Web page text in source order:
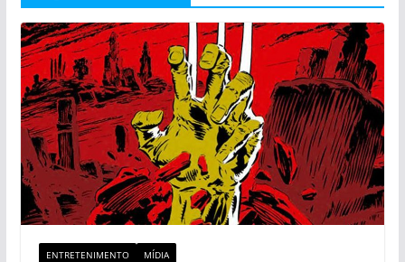
ENTRETENIMENTO MÍDIA